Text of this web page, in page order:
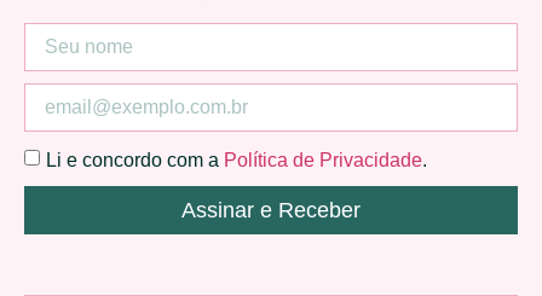
Li e concordo com a Política de Privacidade.
Assinar e Receber